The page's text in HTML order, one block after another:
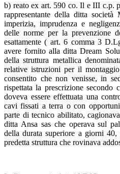
b) reato ex art. 590 co. Il e III c.p.
rappresentante della ditta
imperizia, imprudenza e
delle norme per la prevenzione
esattamente ( art. 6 comma 3
avere fornito alla ditta Dream
della struttura metallica
relative istruzioni per il
consentito che non venisse, in
rispettata la prescrizione
doveva essere effettuata una
cavi fissati a terra o con
parte di tecnico abilitato,
ditta Ansa sas che operava sul
della durata superiore a giorni
predetta struttura che rovinava